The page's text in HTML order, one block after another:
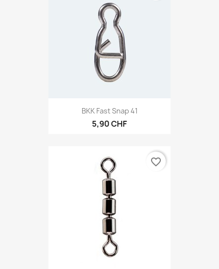
BKK Fast Snap 41
5,90 CHF
favorite_border